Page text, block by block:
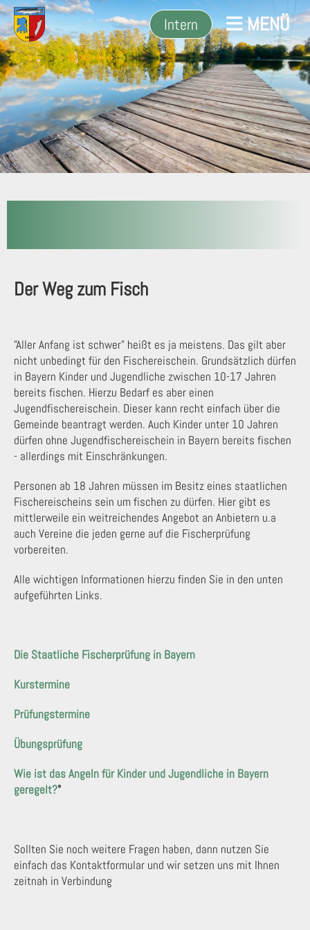
Intern MENÜ
Der Weg zum Fisch
"Aller Anfang ist schwer" heißt es ja meistens. Das gilt aber
nicht unbedingt für den Fischereischein. Grundsätzlich dürfen
in Bayern Kinder und Jugendliche zwischen 10-17 Jahren
bereits fischen. Hierzu Bedarf es aber einen
Jugendfischereischein. Dieser kann recht einfach über die
Gemeinde beantragt werden. Auch Kinder unter 10 Jahren
dürfen ohne Jugendfischereischein in Bayern bereits fischen
- allerdings mit Einschränkungen.
Personen ab 18 Jahren müssen im Besitz eines staatlichen
Fischereischeins sein um fischen zu dürfen. Hier gibt es
mittlerweile ein weitreichendes Angebot an Anbietern u.a
auch Vereine die jeden gerne auf die Fischerprüfung
vorbereiten.
Alle wichtigen Informationen hierzu finden Sie in den unten
aufgeführten Links.
Die Staatliche Fischerprüfung in Bayern
Kurstermine
Prüfungstermine
Übungsprüfung
Wie ist das Angeln für Kinder und Jugendliche in Bayern
geregelt?"
Sollten Sie noch weitere Fragen haben, dann nutzen Sie
einfach das Kontaktformular und wir setzen uns mit Ihnen
zeitnah in Verbindung